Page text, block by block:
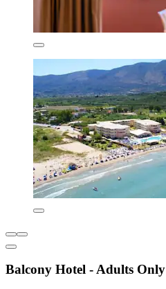
Balcony Hotel - Adults Only